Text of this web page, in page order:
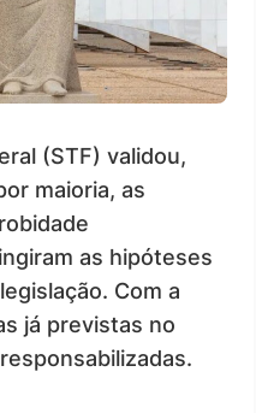
(STF) validou,
maioria, as
as hipóteses
Com a
já previstas no